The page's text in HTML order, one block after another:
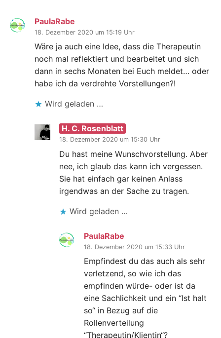
PaulaRabe
18. Dezember 2020 um 15:19 Uhr
Wäre ja auch eine Idee, dass die Therapeutin
noch mal reflektiert und bearbeitet und sich
dann in sechs Monaten bei Euch meldet… oder
habe ich da verdrehte Vorstellungen?!
Wird geladen …
H. C. Rosenblatt
18. Dezember 2020 um 15:30 Uhr
Du hast meine Wunschvorstellung. Aber
nee, ich glaub das kann ich vergessen.
Sie hat einfach gar keinen Anlass
irgendwas an der Sache zu tragen.
Wird geladen …
PaulaRabe
18. Dezember 2020 um 15:33 Uhr
Empfindest du das auch als sehr
verletzend, so wie ich das
empfinden würde- oder ist da
eine Sachlichkeit und ein “Ist halt
so“ in Bezug auf die
Rollenverteilung
“Therapeutin/Klientin“?